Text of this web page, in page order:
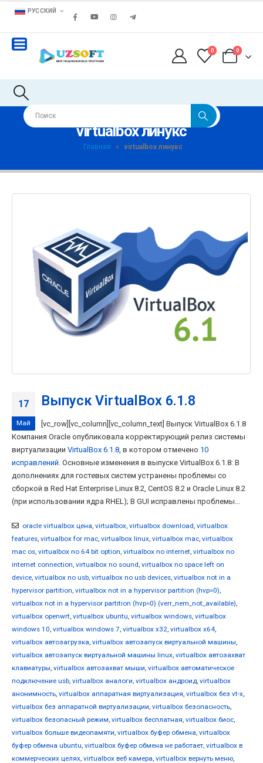
РУССКИЙ
0 0
virtualbox линукс
Главная » virtualbox линукс
17
Май
Выпуск VirtualBox 6.1.8
[vc_row][vc_column][vc_column_text] Выпуск VirtualBox 6.1.8
Компания Oracle опубликовала корректирующий релиз системы
виртуализации VirtualBox 6.1.8, в котором отмечено 10
исправлений. Основные изменения в выпуске VirtualBox 6.1.8: В
дополнениях для гостевых систем устранены проблемы со
сборкой в Red Hat Enterprise Linux 8.2, CentOS 8.2 и Oracle Linux 8.2
(при использовании ядра RHEL); В GUI исправлены проблемы...
oracle virtualbox цена, virtualbox, virtualbox download, virtualbox
features, virtualbox for mac, virtualbox linux, virtualbox mac, virtualbox
mac os, virtualbox no 64 bit option, virtualbox no internet, virtualbox no
internet connection, virtualbox no sound, virtualbox no space left on
device, virtualbox no usb, virtualbox no usb devices, virtualbox not in a
hypervisor partition, virtualbox not in a hypervisor partition (hvp=0),
virtualbox not in a hypervisor partition (hvp=0) (verr_nem_not_available),
virtualbox openwrt, virtualbox ubuntu, virtualbox windows, virtualbox
windows 10, virtualbox windows 7, virtualbox x32, virtualbox x64,
virtualbox автозагрузка, virtualbox автозапуск виртуальной машины,
virtualbox автозапуск виртуальной машины linux, virtualbox автозахват
клавиатуры, virtualbox автозахват мыши, virtualbox автоматическое
подключение usb, virtualbox аналоги, virtualbox андроид, virtualbox
анонимность, virtualbox аппаратная виртуализация, virtualbox без vt-x,
virtualbox без аппаратной виртуализации, virtualbox безопасность,
virtualbox безопасный режим, virtualbox бесплатная, virtualbox биос,
virtualbox больше видеопамяти, virtualbox буфер обмена, virtualbox
буфер обмена ubuntu, virtualbox буфер обмена не работает, virtualbox в
коммерческих целях, virtualbox веб камера, virtualbox вернуть меню,